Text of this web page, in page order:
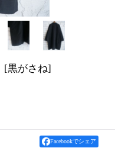
[黒がさね]
Facebookでシェア